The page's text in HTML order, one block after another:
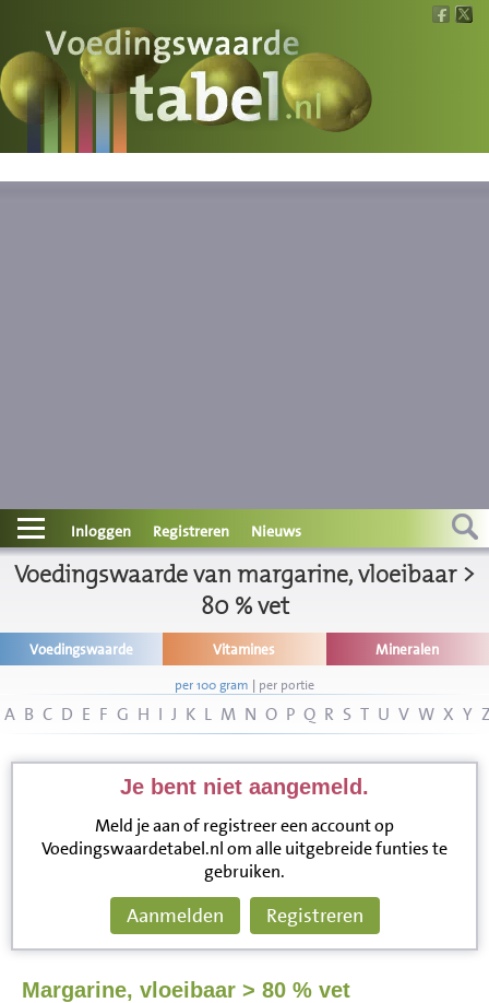
Voedingswaarde
Wat is wat?
Contact
Informatie
Inloggen Registreren Nieuws
Voedingswaarde van margarine, vloeibaar >
80 % vet
Voedingswaarde Vitamines Mineralen
per 100 gram | per portie
A B C D E F G H I J K L M N O P Q R S T U V W X Y
Je bent niet aangemeld.
Meld je aan of registreer een account op
Voedingswaardetabel.nl om alle uitgebreide funties te
gebruiken.
Aanmelden Registreren
Margarine, vloeibaar > 80 % vet